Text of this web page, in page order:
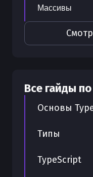
Массивы
Все гайды по
Основы
TypeScript
Типы
Как
TypeScript